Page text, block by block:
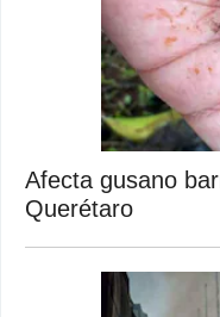
Afecta gusano
Querétaro